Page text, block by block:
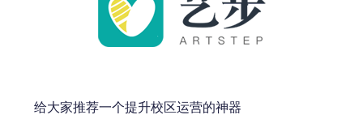
给大家推荐一个提升校区运营的神器